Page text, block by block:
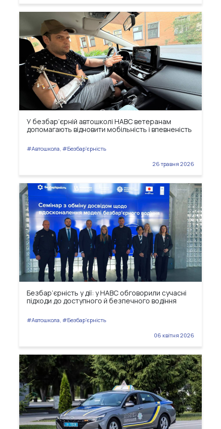
У безбар’єрній автошколі НАВС ветеранам
допомагають відновити мобільність і впевненість
#Автошкола, #Безбар'єрність
26 травня 2026
Безбар’єрність у дії: у НАВС обговорили сучасні
підходи до доступного й безпечного водіння
#Автошкола, #Безбар'єрність
06 квітня 2026